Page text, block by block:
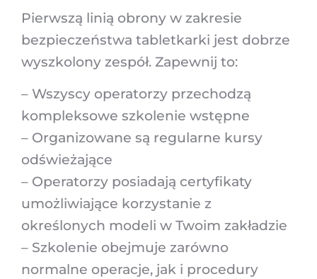
Pierwszą linią obrony w zakresie
bezpieczeństwa tabletkarki jest dobrze
wyszkolony zespół. Zapewnij to:
– Wszyscy operatorzy przechodzą
kompleksowe szkolenie wstępne
– Organizowane są regularne kursy
odświeżające
– Operatorzy posiadają certyfikaty
umożliwiające korzystanie z
określonych modeli w Twoim zakładzie
– Szkolenie obejmuje zarówno
normalne operacje, jak i procedury